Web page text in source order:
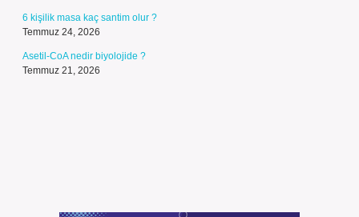
6 kişilik masa kaç santim olur ?
Temmuz 24, 2026
Asetil-CoA nedir biyolojide ?
Temmuz 21, 2026